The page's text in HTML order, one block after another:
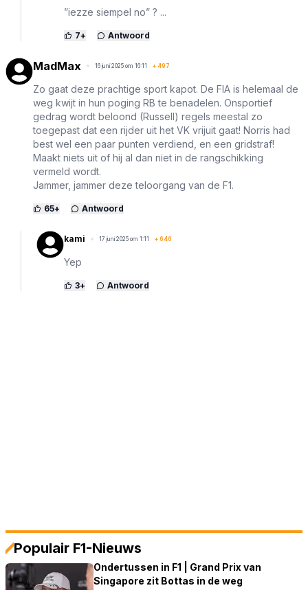
”iezze siempel no” ? ...
7+ Antwoord
MadMax 16 juni 2025 om 16:11 + 497
Zo gaat deze prachtige sport kapot. De FIA is helemaal de
weg kwijt in hun poging RB te benadelen. Onsportief
gedrag wordt beloond (Russell) regels meestal zo
toegepast dat een rijder uit het VK vrijuit gaat! Norris had
best wel een paar punten verdiend, en een gridstraf!
Maakt niets uit of hij al dan niet in de rangschikking
vermeld wordt.
Jammer, jammer deze teloorgang van de F1.
65+ Antwoord
kami 17 juni 2025 om 1:11 + 646
Yep
3+ Antwoord
Populair F1-Nieuws
Ondertussen in F1 | Grand Prix van
Singapore zit Bottas in de weg